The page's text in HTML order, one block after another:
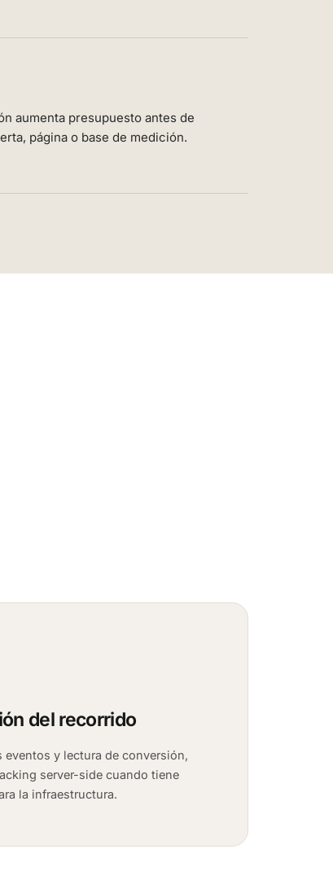
aumenta presupuesto antes de
página o base de medición.
del recorrido
eventos y lectura de conversión,
server-side cuando tiene
la infraestructura.